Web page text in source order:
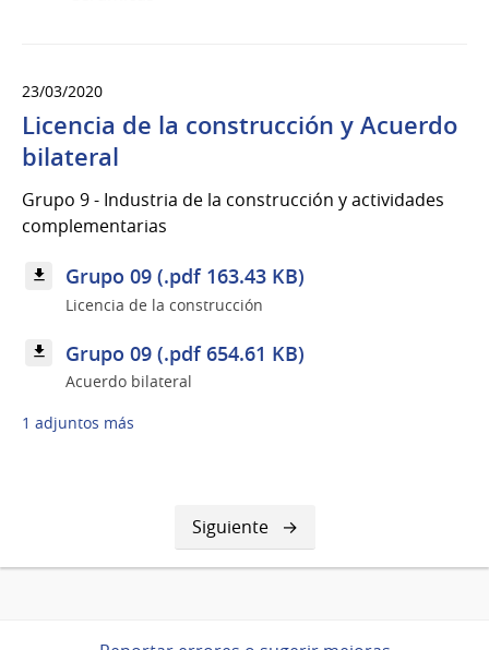
23/03/2020
Licencia de la construcción y Acuerdo
bilateral
Grupo 9 - Industria de la construcción y actividades
complementarias
Grupo 09 (.pdf 163.43 KB)
Licencia de la construcción
Grupo 09 (.pdf 654.61 KB)
Acuerdo bilateral
1 adjuntos más
Siguiente
página
Siguiente